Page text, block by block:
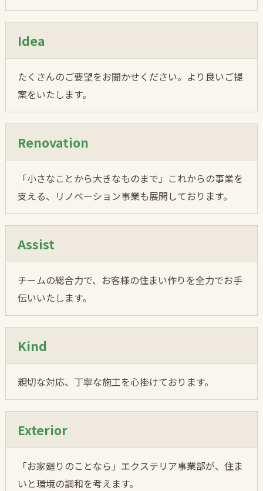
Idea
たくさんのご要望をお聞かせください。より良いご提
案をいたします。
Renovation
「小さなことから大きなものまで」これからの事業を
支える、リノベーション事業も展開しております。
Assist
チームの総合力で、お客様の住まい作りを全力でお手
伝いいたします。
Kind
親切な対応、丁寧な施工を心掛けております。
Exterior
「お家廻りのことなら」エクステリア事業部が、住ま
いと環境の調和を考えます。